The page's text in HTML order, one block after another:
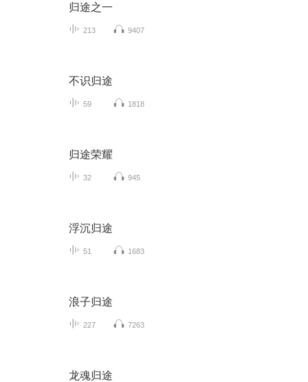
归途之一
213 9407
不识归途
59 1818
归途荣耀
32 945
浮沉归途
51 1683
浪子归途
227 7263
龙魂归途